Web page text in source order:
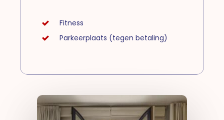
Fitness
Parkeerplaats (tegen betaling)